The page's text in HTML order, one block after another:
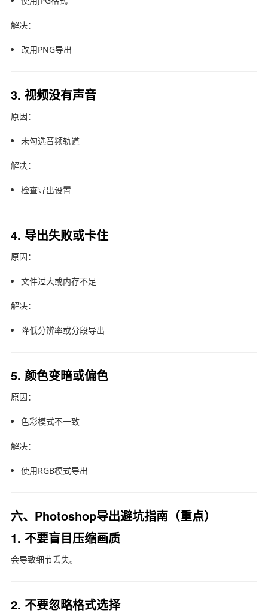
解决：
改用PNG导出
3. 视频没有声音
原因：
未勾选音频轨道
解决：
检查导出设置
4. 导出失败或卡住
原因：
文件过大或内存不足
解决：
降低分辨率或分段导出
5. 颜色变暗或偏色
原因：
色彩模式不一致
解决：
使用RGB模式导出
六、Photoshop导出避坑指南（重点）
1. 不要盲目压缩画质
会导致细节丢失。
2. 不要忽略格式选择